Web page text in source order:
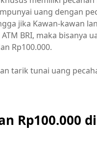
uang dengan
jika Kawan-kawan
BRI, maka bisanya
Rp100.000.
tarik tunai uang
Rp100.000